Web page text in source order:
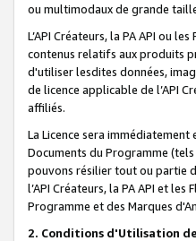
ou multimodaux de grande
L’API Créateurs, la PA API ou
contenus relatifs aux produits
d'utiliser lesdites données,
de licence applicable de l’API
affiliés.
La Licence sera
Documents du Programme
pouvons résilier tout ou partie
l’API Créateurs, la PA API et
Programme et des Marques
2. Conditions d'Utilisation de